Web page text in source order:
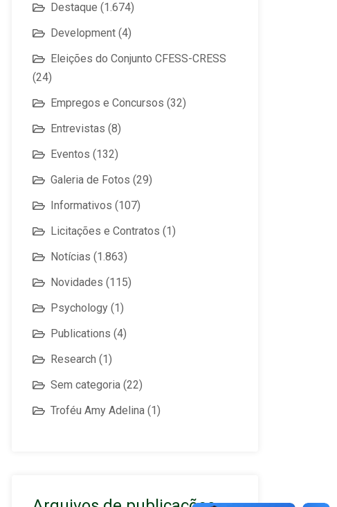
Destaque (1.674)
Development (4)
Eleições do Conjunto CFESS-CRESS
(24)
Empregos e Concursos (32)
Entrevistas (8)
Eventos (132)
Galeria de Fotos (29)
Informativos (107)
Licitações e Contratos (1)
Notícias (1.863)
Novidades (115)
Psychology (1)
Publications (4)
Research (1)
Sem categoria (22)
Troféu Amy Adelina (1)